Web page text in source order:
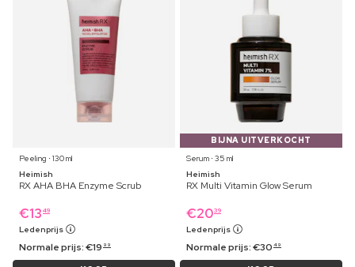
Peeling ⋅ 130 ml
Heimish
RX AHA BHA Enzyme Scrub
€13 49
Ledenprijs
Normale prijs:€19 99
BIJNA UITVERKOCHT
Serum ⋅ 35 ml
Heimish
RX Multi Vitamin Glow Serum
€2039
Ledenprijs
Normale prijs:€30 49